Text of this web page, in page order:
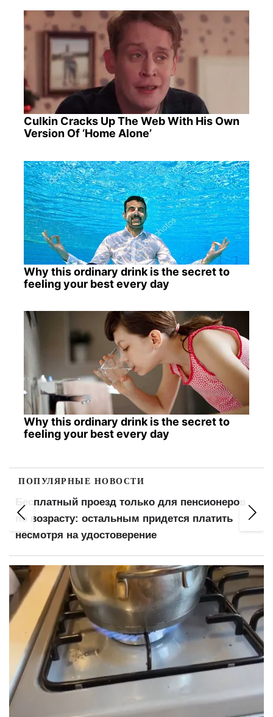
Culkin Cracks Up The Web With His Own
Version Of ‘Home Alone’
Why this ordinary drink is the secret to
feeling your best every day
Why this ordinary drink is the secret to
feeling your best every day
ПОПУЛЯРНЫЕ НОВОСТИ
Бесплатный проезд только для пенсионеров
по возрасту: остальным придется платить
несмотря на удостоверение